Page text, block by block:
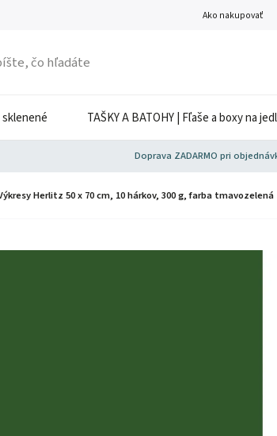
Ako nakupovať
sklenené TAŠKY A BATOHY | Fľaše a boxy na
Doprava ZADARMO pri
Herlitz 50 x 70 cm, 10 hárkov, 300 g, farba tmavozelená